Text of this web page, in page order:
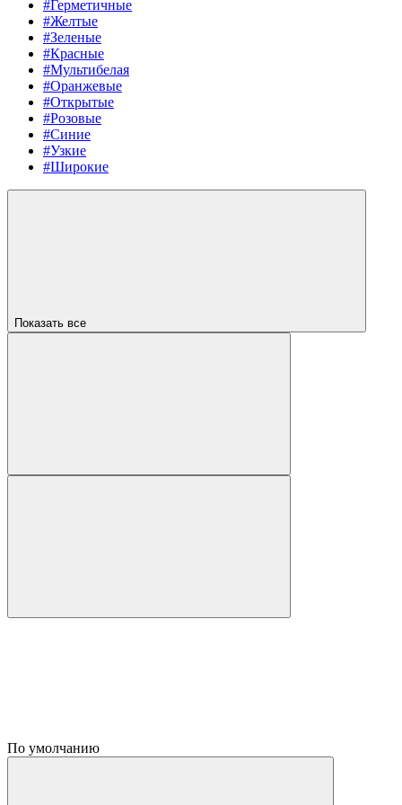
#Герметичные
#Желтые
#Зеленые
#Красные
#Мультибелая
#Оранжевые
#Открытые
#Розовые
#Синие
#Узкие
#Широкие
Показать все
По умолчанию